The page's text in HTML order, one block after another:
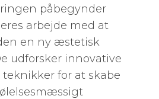
påbegynder
arbejde med at
en ny æstetisk
udforsker innovative
for at skabe